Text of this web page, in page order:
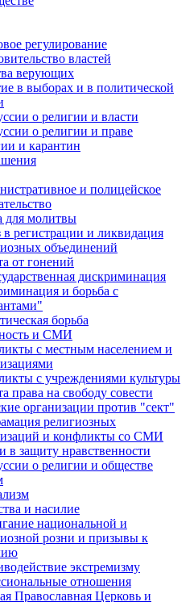
регулирование
властей
верующих
в выборах и в политической
о религии и власти
о религии и праве
и карантин
и полицейское
для молитвы
в регистрации и ликвидация
объединений
от гонений
дискриминация
и борьба с
борьба
и СМИ
с местным населением и
с учреждениями культуры
права на свободу совести
организации против "сект"
религиозных
и конфликты со СМИ
в защиту нравственности
о религии и обществе
и насилие
национальной и
розни и призывы к
экстремизму
отношения
Православная Церковь и